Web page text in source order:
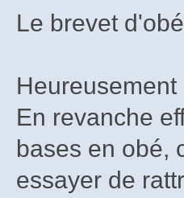
Le brevet
En revanche
bases en obé,
essayer de